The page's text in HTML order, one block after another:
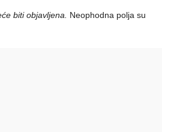
biti objavljena. Neophodna polja su